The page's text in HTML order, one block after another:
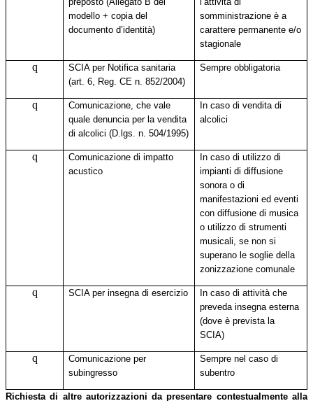
modello + copia del
documento d’identità)
somministrazione è a
carattere permanente e/o
stagionale
q
SCIA per Notifica sanitaria
(art. 6, Reg. CE n. 852/2004)
Sempre obbligatoria
q
Comunicazione, che vale
quale denuncia per la vendita
di alcolici (D.lgs. n. 504/1995)
In caso di vendita di
alcolici
q
Comunicazione di impatto
acustico
In caso di utilizzo di
impianti di diffusione
sonora o di
manifestazioni ed eventi
con diffusione di musica
o utilizzo di strumenti
musicali, se non si
superano le soglie della
zonizzazione comunale
q SCIA per insegna di esercizio
In caso di attività che
preveda insegna esterna
(dove è prevista la
SCIA)
q
Comunicazione per
subingresso
Sempre nel caso di
subentro
Richiesta di altre autorizzazioni da presentare contestualmente alla